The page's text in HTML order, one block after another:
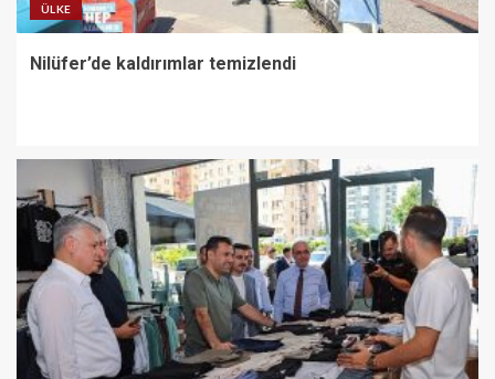
ÜLKE
Nilüfer’de kaldırımlar temizlendi